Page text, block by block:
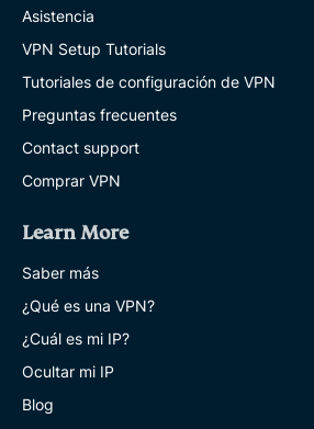
Asistencia
VPN Setup Tutorials
Tutoriales de configuración de VPN
Preguntas frecuentes
Contact support
Comprar VPN
Learn More
Saber más
¿Qué es una VPN?
¿Cuál es mi IP?
Ocultar mi IP
Blog